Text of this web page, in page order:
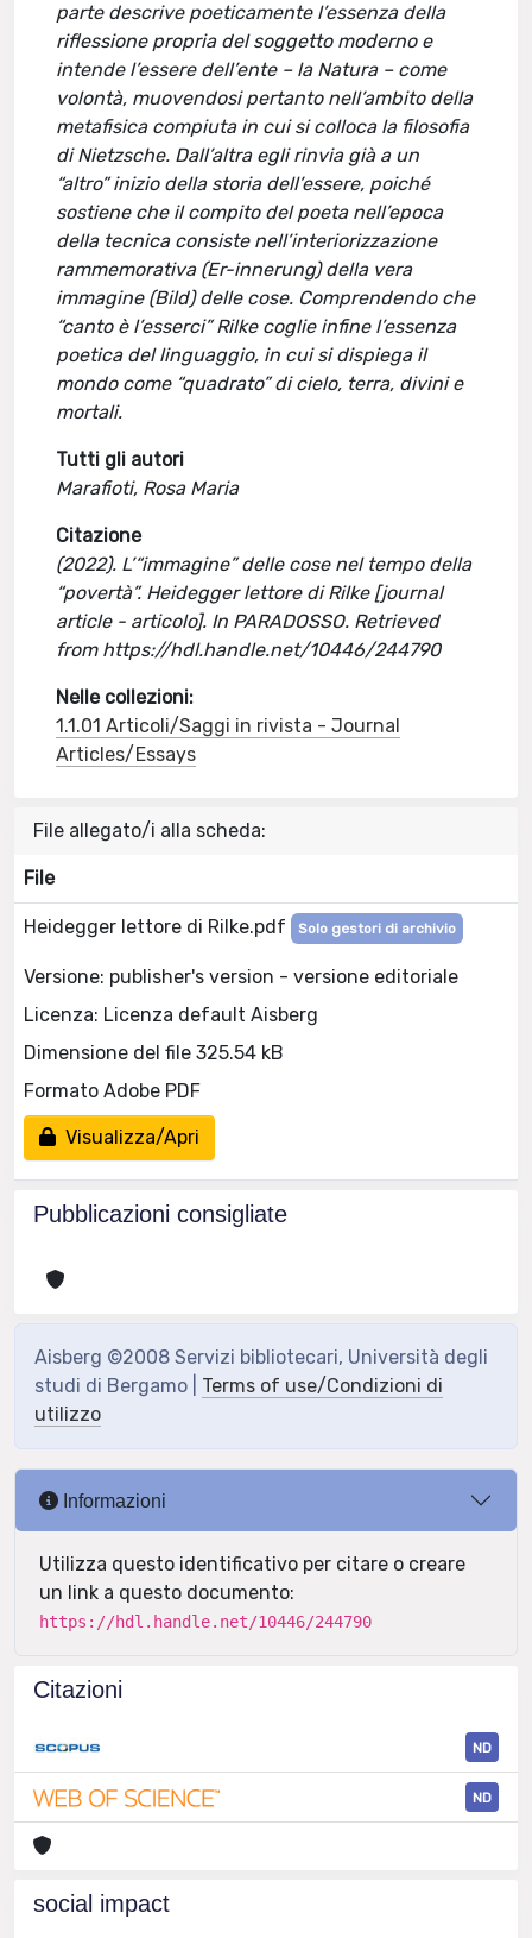
parte descrive poeticamente l’essenza della
riflessione propria del soggetto moderno e
intende l’essere dell’ente – la Natura – come
volontà, muovendosi pertanto nell’ambito della
metafisica compiuta in cui si colloca la filosofia
di Nietzsche. Dall’altra egli rinvia già a un
“altro” inizio della storia dell’essere, poiché
sostiene che il compito del poeta nell’epoca
della tecnica consiste nell’interiorizzazione
rammemorativa (Er-innerung) della vera
immagine (Bild) delle cose. Comprendendo che
“canto è l’esserci” Rilke coglie infine l’essenza
poetica del linguaggio, in cui si dispiega il
mondo come “quadrato” di cielo, terra, divini e
mortali.
Tutti gli autori
Marafioti, Rosa Maria
Citazione
(2022). L’“immagine” delle cose nel tempo della
“povertà”. Heidegger lettore di Rilke [journal
article - articolo]. In PARADOSSO. Retrieved
from https://hdl.handle.net/10446/244790
Nelle collezioni:
1.1.01 Articoli/Saggi in rivista - Journal
Articles/Essays
File allegato/i alla scheda:
File
Heidegger lettore di Rilke.pdf Solo gestori di archivio
Versione: publisher's version - versione editoriale
Licenza: Licenza default Aisberg
Dimensione del file 325.54 kB
Formato Adobe PDF
Visualizza/Apri
Pubblicazioni consigliate
Aisberg ©2008 Servizi bibliotecari, Università degli
studi di Bergamo | Terms of use/Condizioni di
utilizzo
Informazioni
Utilizza questo identificativo per citare o creare
un link a questo documento:
https://hdl.handle.net/10446/244790
Citazioni
ND
ND
social impact